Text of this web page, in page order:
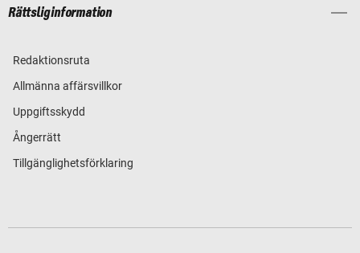
Rättslig information
Redaktionsruta
Allmänna affärsvillkor
Uppgiftsskydd
Ångerrätt
Tillgänglighetsförklaring